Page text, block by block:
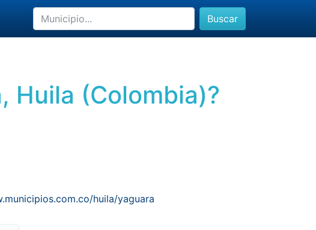
Buscar
Huila (Colombia)?
huila/yaguara